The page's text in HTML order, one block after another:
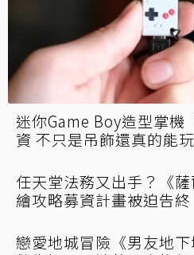
迷你Game Boy造型掌
資 不只是吊飾還真的能玩